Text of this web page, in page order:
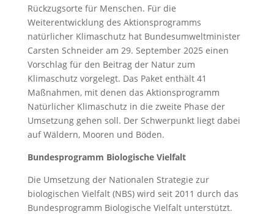
Rückzugsorte für Menschen. Für die
Weiterentwicklung des Aktionsprogramms
natürlicher Klimaschutz hat Bundesumweltminister
Carsten Schneider am 29. September 2025 einen
Vorschlag für den Beitrag der Natur zum
Klimaschutz vorgelegt. Das Paket enthält 41
Maßnahmen, mit denen das Aktionsprogramm
Natürlicher Klimaschutz in die zweite Phase der
Umsetzung gehen soll. Der Schwerpunkt liegt dabei
auf Wäldern, Mooren und Böden.
Bundesprogramm Biologische Vielfalt
Die Umsetzung der Nationalen Strategie zur
biologischen Vielfalt (NBS) wird seit 2011 durch das
Bundesprogramm Biologische Vielfalt unterstützt.